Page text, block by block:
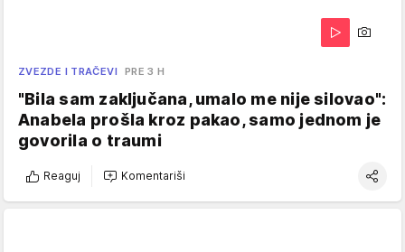
ZVEZDE I TRAČEVI PRE 3 H
"Bila sam zaključana, umalo me nije silovao":
Anabela prošla kroz pakao, samo jednom je
govorila o traumi
Reaguj Komentariši